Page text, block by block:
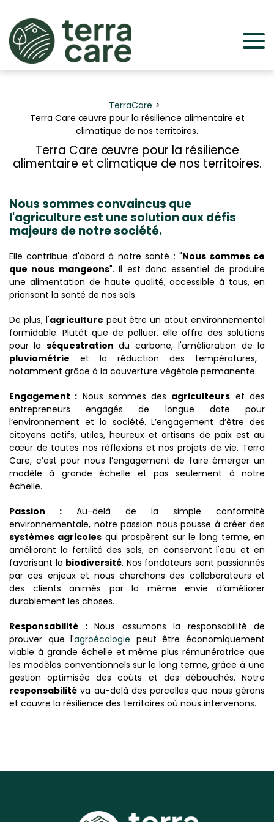
TerraCare
Terra Care œuvre pour la résilience alimentaire et
climatique de nos territoires.
Terra Care œuvre pour la résilience
alimentaire et climatique de nos territoires.
Nous sommes convaincus que
l'agriculture est une solution aux défis
majeurs de notre société.
Elle contribue d'abord à notre santé : "Nous sommes ce
que nous mangeons". Il est donc essentiel de produire
une alimentation de haute qualité, accessible à tous, en
priorisant la santé de nos sols.
De plus, l'agriculture peut être un atout environnemental
formidable. Plutôt que de polluer, elle offre des solutions
pour la séquestration du carbone, l'amélioration de la
pluviométrie et la réduction des températures,
notamment grâce à la couverture végétale permanente.
Engagement : Nous sommes des agriculteurs et des
entrepreneurs engagés de longue date pour
l’environnement et la société. L’engagement d’être des
citoyens actifs, utiles, heureux et artisans de paix est au
cœur de toutes nos réflexions et nos projets de vie. Terra
Care, c’est pour nous l’engagement de faire émerger un
modèle à grande échelle et pas seulement à notre
échelle.
Passion : Au-delà de la simple conformité
environnementale, notre passion nous pousse à créer des
systèmes agricolesqui prospèrent sur le long terme, en
améliorant la fertilité des sols, en conservant l'eau et en
favorisant la biodiversité. Nos fondateurs sont passionnés
par ces enjeux et nous cherchons des collaborateurs et
des clients animés par la même envie d’améliorer
durablement les choses.
Responsabilité :Nous assumons la responsabilité de
prouver que l'agroécologie peut être économiquement
viable à grande échelle et même plus rémunératrice que
les modèles conventionnels sur le long terme, grâce à une
gestion optimisée des coûts et des débouchés. Notre
responsabilité va au-delà des parcelles que nous gérons
et couvre la résilience des territoires où nous intervenons.